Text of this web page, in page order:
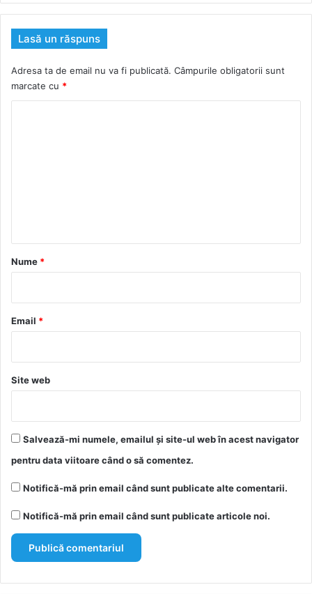
Lasă un răspuns
Adresa ta de email nu va fi publicată. Câmpurile obligatorii sunt
marcate cu *
r
*
Nume *
Email *
Site web
Salvează-mi numele, emailul și site-ul web în acest navigator
pentru data viitoare când o să comentez.
Notifică-mă prin email când sunt publicate alte comentarii.
Notifică-mă prin email când sunt publicate articole noi.